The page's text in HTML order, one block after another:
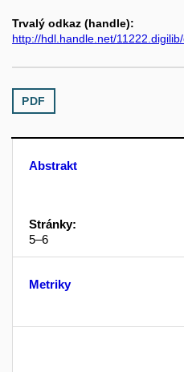
Trvalý odkaz (handle):
http://hdl.handle.net/
PDF
Abstrakt
Stránky:
5–6
Metriky